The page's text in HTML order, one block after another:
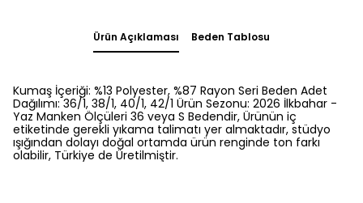
Ürün Açıklaması Beden Tablosu
Kumaş İçeriği: %13 Polyester, %87 Rayon Seri Beden Adet
Dağılımı: 36/1, 38/1, 40/1, 42/1 Ürün Sezonu: 2026 İlkbahar -
Yaz Manken Ölçüleri 36 veya S Bedendir, Ürünün iç
etiketinde gerekli yıkama talimatı yer almaktadır, stüdyo
ışığından dolayı doğal ortamda ürün renginde ton farkı
olabilir, Türkiye de Üretilmiştir.